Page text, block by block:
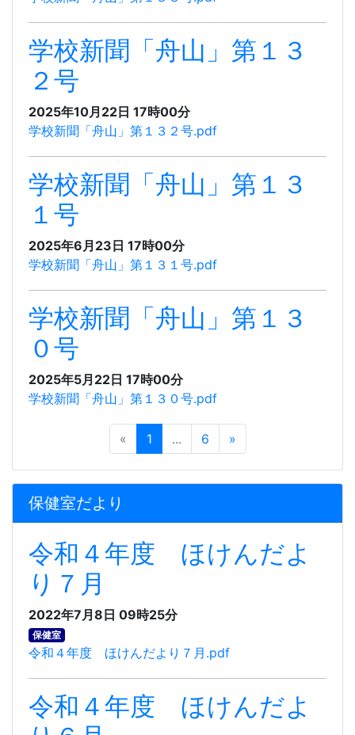
学校新聞「舟山」第１３
２号
2025年10月22日 17時00分
学校新聞「舟山」第１３２号.pdf
学校新聞「舟山」第１３
１号
2025年6月23日 17時00分
学校新聞「舟山」第１３１号.pdf
学校新聞「舟山」第１３
０号
2025年5月22日 17時00分
学校新聞「舟山」第１３０号.pdf
« 1 ... 6 »
保健室だより
令和４年度 ほけんだよ
り７月
2022年7月8日 09時25分
保健室
令和４年度 ほけんだより７月.pdf
令和４年度 ほけんだよ